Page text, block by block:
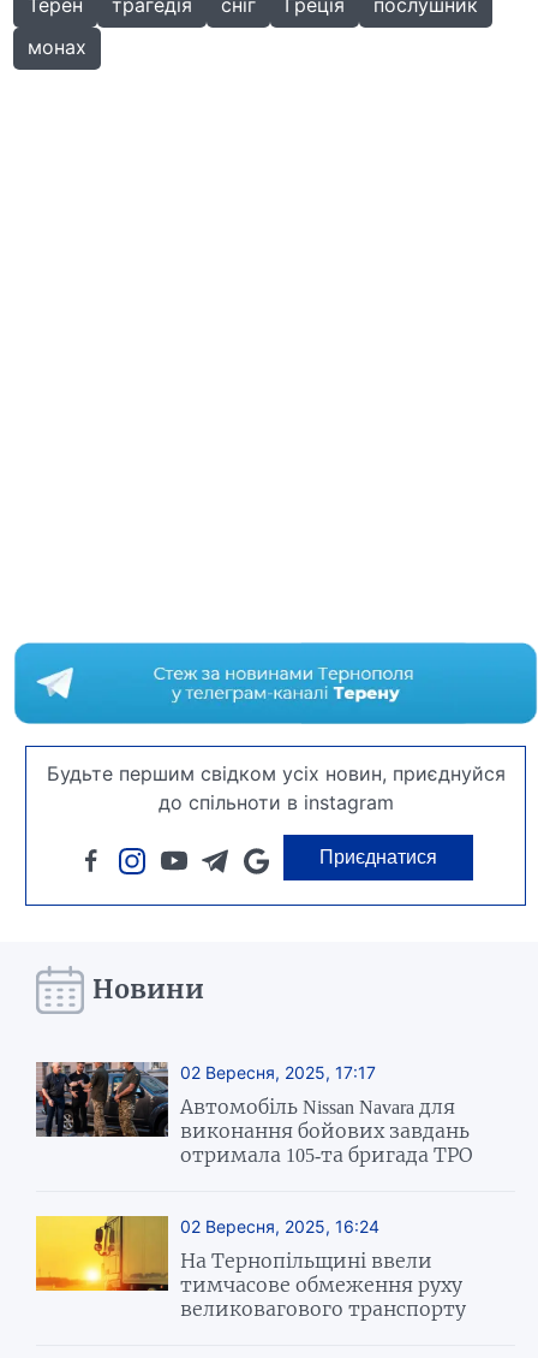
монах
Будьте першим свідком усіх новин, приєднуйся
до спільноти в instagram
Приєднатися
Новини
02 Вересня, 2025, 17:17
Автомобіль Nissan Navara для
виконання бойових завдань
отримала 105-та бригада ТРО
02 Вересня, 2025, 16:24
На Тернопільщині ввели
тимчасове обмеження руху
великовагового транспорту